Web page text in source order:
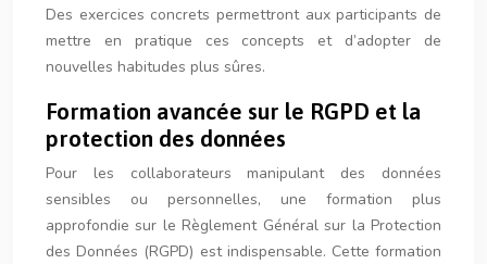
Des exercices concrets permettront aux participants de
mettre en pratique ces concepts et d’adopter de
nouvelles habitudes plus sûres.
Formation avancée sur le RGPD et la
protection des données
Pour les collaborateurs manipulant des données
sensibles ou personnelles, une formation plus
approfondie sur le Règlement Général sur la Protection
des Données (RGPD) est indispensable. Cette formation